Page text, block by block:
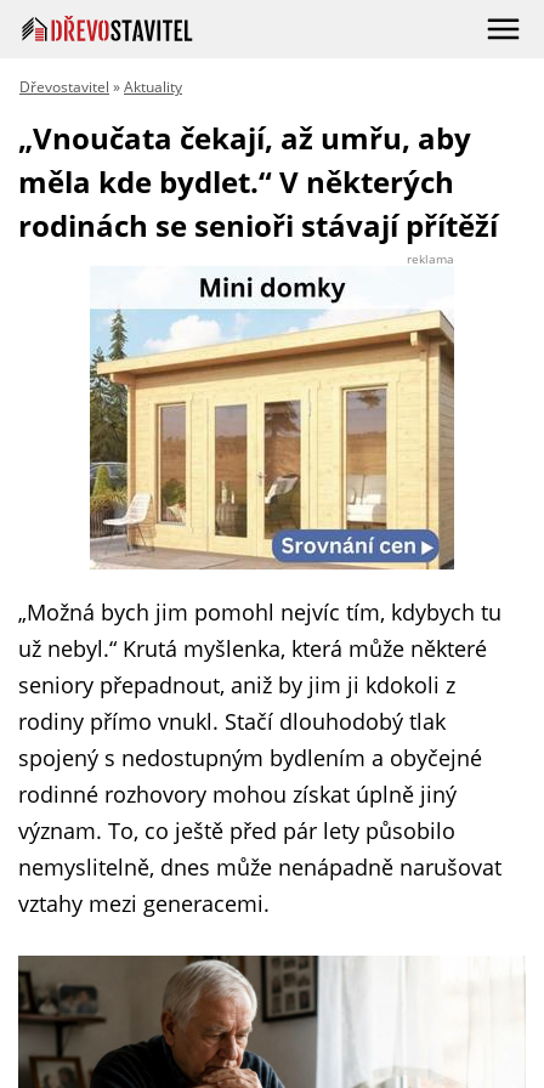
Dřevostavitel »Aktuality
„Vnoučata čekají, až umřu, aby
měla kde bydlet.“ V některých
rodinách se senioři stávají přítěží
reklama
„Možná bych jim pomohl nejvíc tím, kdybych tu
už nebyl.“ Krutá myšlenka, která může některé
seniory přepadnout, aniž by jim ji kdokoli z
rodiny přímo vnukl. Stačí dlouhodobý tlak
spojený s nedostupným bydlením a obyčejné
rodinné rozhovory mohou získat úplně jiný
význam. To, co ještě před pár lety působilo
nemyslitelně, dnes může nenápadně narušovat
vztahy mezi generacemi.